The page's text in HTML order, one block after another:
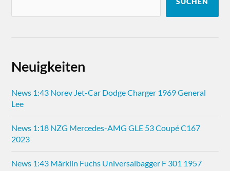
Neuigkeiten
News 1:43 Norev Jet-Car Dodge Charger 1969 General
Lee
News 1:18 NZG Mercedes-AMG GLE 53 Coupé C167
2023
News 1:43 Märklin Fuchs Universalbagger F 301 1957